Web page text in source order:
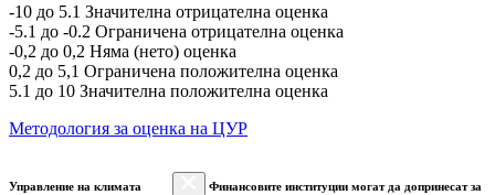
-10 до 5.1 Значителна отрицателна оценка
-5.1 до -0.2 Ограничена отрицателна оценка
-0,2 до 0,2 Няма (нето) оценка
0,2 до 5,1 Ограничена положителна оценка
5.1 до 10 Значителна положителна оценка
Методология за оценка на ЦУР
Управление на климата
Финансовите институции могат да допринесат за